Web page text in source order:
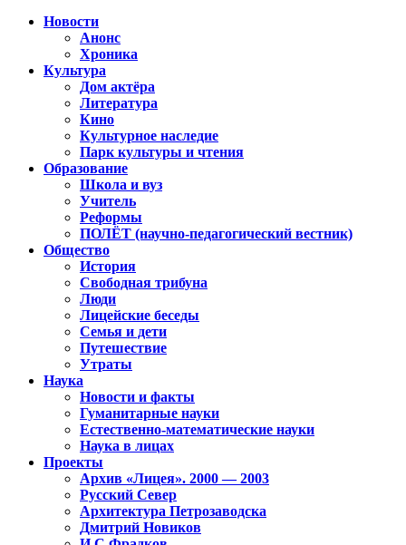
Новости
Анонс
Хроника
Культура
Дом актёра
Литература
Кино
Культурное наследие
Парк культуры и чтения
Образование
Школа и вуз
Учитель
Реформы
ПОЛЁТ (научно-педагогический вестник)
Общество
История
Свободная трибуна
Люди
Лицейские беседы
Семья и дети
Путешествие
Утраты
Наука
Новости и факты
Гуманитарные науки
Естественно-математические науки
Наука в лицах
Проекты
Архив «Лицея». 2000 — 2003
Русский Север
Архитектура Петрозаводска
Дмитрий Новиков